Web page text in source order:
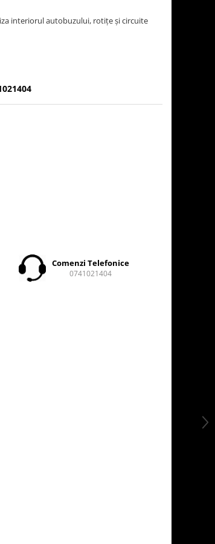
interiorul autobuzului, rotiţe şi circuite
Comenzi Telefonice
0741021404